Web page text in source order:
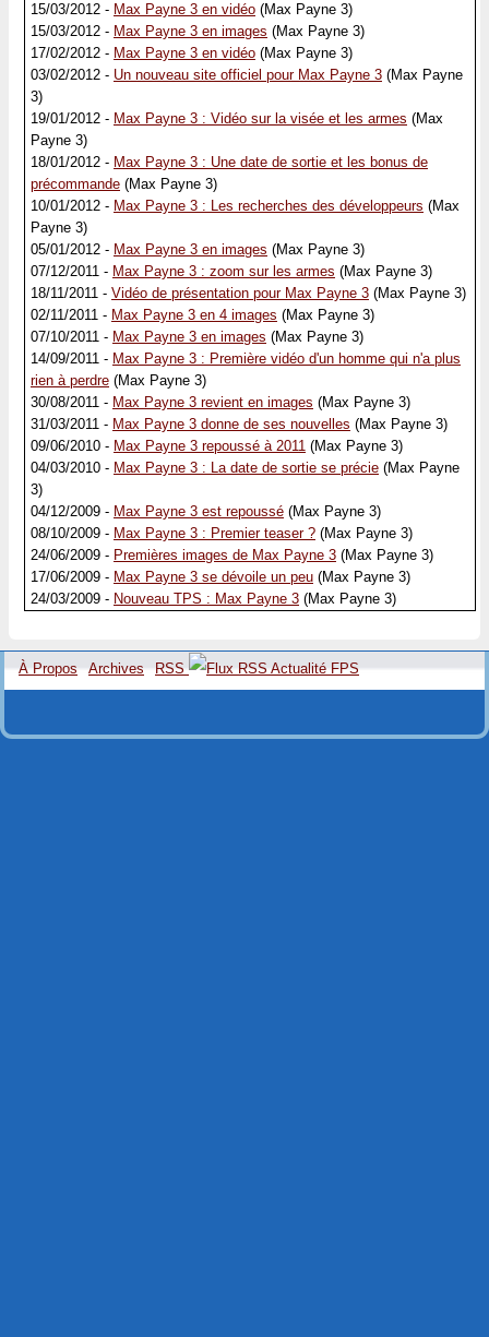
15/03/2012 - Max Payne 3 en vidéo (Max Payne 3)
15/03/2012 - Max Payne 3 en images (Max Payne 3)
17/02/2012 - Max Payne 3 en vidéo (Max Payne 3)
03/02/2012 - Un nouveau site officiel pour Max Payne 3 (Max Payne
3)
19/01/2012 - Max Payne 3 : Vidéo sur la visée et les armes (Max
Payne 3)
18/01/2012 - Max Payne 3 : Une date de sortie et les bonus de
précommande (Max Payne 3)
10/01/2012 - Max Payne 3 : Les recherches des développeurs (Max
Payne 3)
05/01/2012 - Max Payne 3 en images (Max Payne 3)
07/12/2011 - Max Payne 3 : zoom sur les armes (Max Payne 3)
18/11/2011 - Vidéo de présentation pour Max Payne 3 (Max Payne 3)
02/11/2011 - Max Payne 3 en 4 images (Max Payne 3)
07/10/2011 - Max Payne 3 en images (Max Payne 3)
14/09/2011 - Max Payne 3 : Première vidéo d'un homme qui n'a plus
rien à perdre (Max Payne 3)
30/08/2011 - Max Payne 3 revient en images (Max Payne 3)
31/03/2011 - Max Payne 3 donne de ses nouvelles (Max Payne 3)
09/06/2010 - Max Payne 3 repoussé à 2011 (Max Payne 3)
04/03/2010 - Max Payne 3 : La date de sortie se précie (Max Payne
3)
04/12/2009 - Max Payne 3 est repoussé (Max Payne 3)
08/10/2009 - Max Payne 3 : Premier teaser ? (Max Payne 3)
24/06/2009 - Premières images de Max Payne 3 (Max Payne 3)
17/06/2009 - Max Payne 3 se dévoile un peu (Max Payne 3)
24/03/2009 - Nouveau TPS : Max Payne 3 (Max Payne 3)
À Propos Archives RSS